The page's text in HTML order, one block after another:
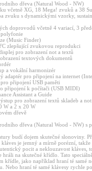
dřeva (Natural Wood - NW)
včetně XG, 18 Mega! zvuků a 38
zvuku s dynamickými vzorky,
doprovodů včetně 4 variací, 3
polyfonie
(Music Finder)
zlepšující zvukovou reprodukci
pro zobrazení not a textů
textových dokumentů
a vokální harmonizér
adaptér pro připojení na internet
připojení USB paměti
připojení k počítači (USB MIDI)
Assistant a Guide
pro zobrazení textů skladeb a
W a 2 x 20 W
dřevě
dřeva (Natural Wood - NW) s
budí dojem skutečné slonoviny.
kláves je jemný a mírně porézní,
pocit a neklouzavost
hráli na skutečné křídlo. Tato
křídle, jako například hraní té samé
Nebo hraní té samé klávesy rychle